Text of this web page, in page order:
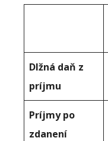
Dlžná daň z
príjmu
Príjmy po
zdanení